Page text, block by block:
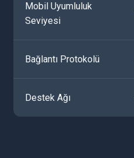
Mobil Uyumluluk
Seviyesi
Bağlantı Protokolü
Destek Ağı